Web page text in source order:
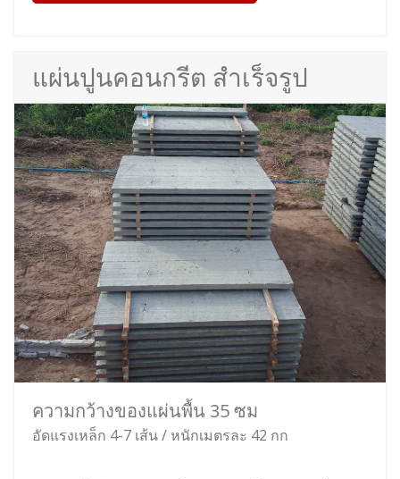
แผ่นปูนคอนกรีต สำเร็จรูป
ความกว้างของแผ่นพื้น 35 ซม
อัดแรงเหล็ก 4-7 เส้น / หนักเมตรละ 42 กก